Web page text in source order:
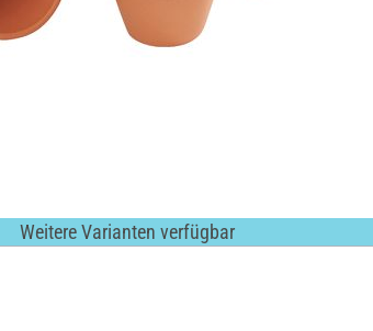
Weitere Varianten verfügbar